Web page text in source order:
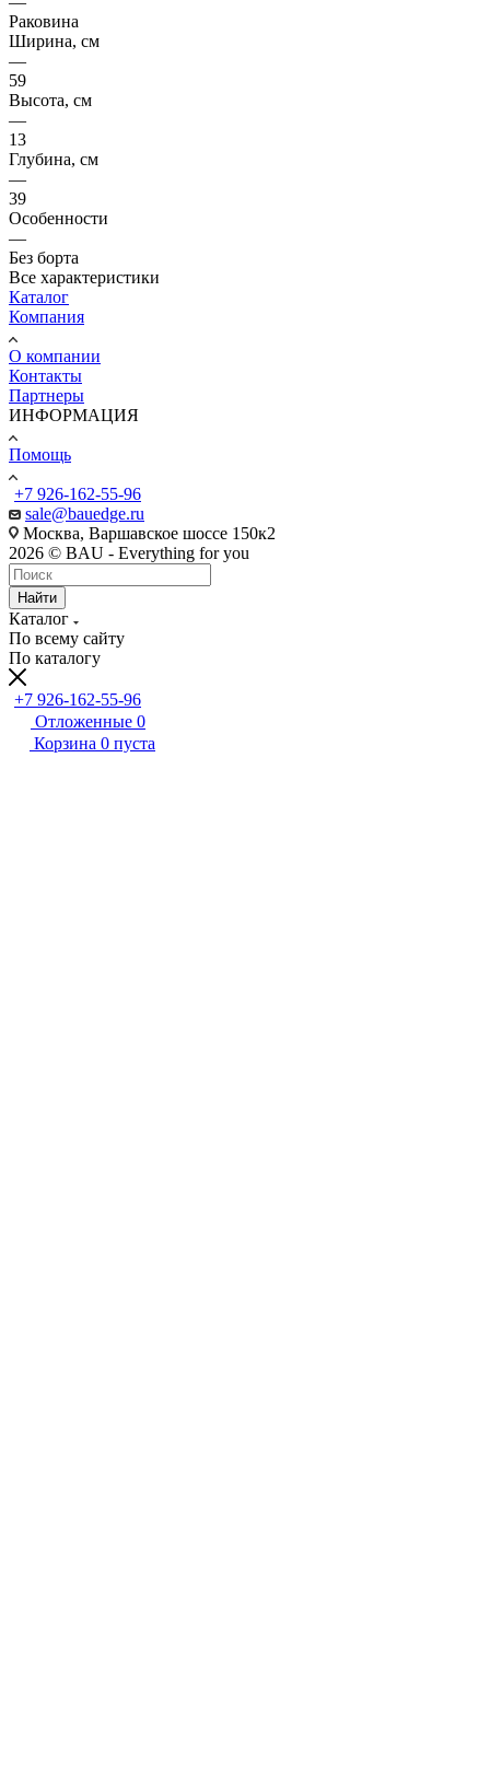
Раковина
Ширина, см
—
59
Высота, см
—
13
Глубина, см
—
39
Особенности
—
Без борта
Все характеристики
Каталог
Компания
О компании
Контакты
Партнеры
ИНФОРМАЦИЯ
Помощь
+7 926-162-55-96
sale@bauedge.ru
Москва, Варшавское шоссе 150к2
2026 © BAU - Everything for you
Найти
Каталог
По всему сайту
По каталогу
+7 926-162-55-96
Отложенные 0
Корзина 0 пуста